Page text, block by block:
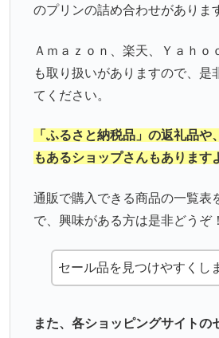
のプリンの詰め合わせがありま
Ａｍａｚｏｎ、楽天、Ｙａｈｏ
も取り扱いがありますので、是
てください。
「ふるさと納税品」の返礼品や
もあるショップさんもあります
通販で購入できる商品の一覧表
で、興味がある方は是非どうぞ！
セール品を見つけやすくし
また、各ショッピングサイトの